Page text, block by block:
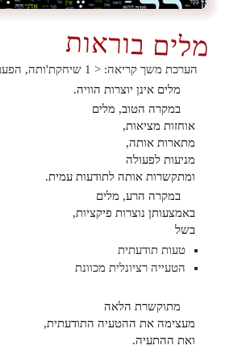
מלים בוראות
הערכת משך קריאה: < 1
שיחקת'ותה,
מלים אינן יוצרות הוויה.
במקרה הטוב, מלים
אוחזות מציאות,
מתארות אותה,
מניעות לפעולה
ומתקשרות אותה לתודעות עמית.
במקרה הרע, מלים
באמצעותן נוצרות פיקציות,
בשל
טעות תודעתית
הטעייה רציונלית מכוונת
מתוקשרת הלאה
מעצימה את ההטעיה התודעתית,
ואת ההתעיה.